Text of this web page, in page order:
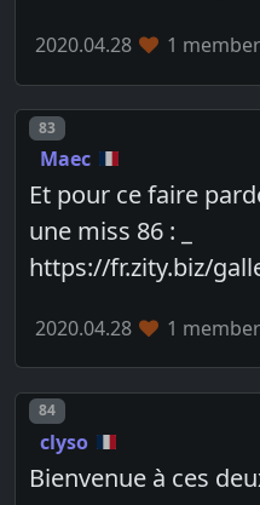
2020.04.28 1
Post number
83
Maec
Et pour ce faire
une miss 86 : _
https://fr.zity.biz/
2020.04.28 1
Post number
84
clyso
Bienvenue à ces